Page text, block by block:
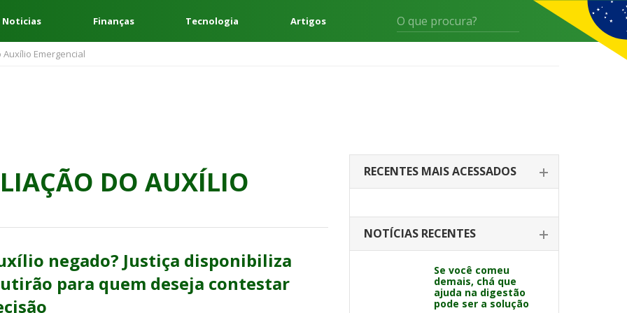
Finanças Tecnologia Artigos
Emergencial
DO AUXÍLIO
negado? Justiça disponibiliza
para quem deseja contestar
RECENTES MAIS ACESSADOS
NOTÍCIAS RECENTES
Se você comeu
demais, chá que
ajuda na digestão
pode ser a solução